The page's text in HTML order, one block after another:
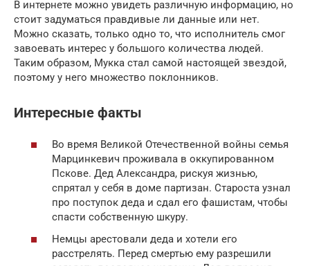
В интернете можно увидеть различную информацию, но
стоит задуматься правдивые ли данные или нет.
Можно сказать, только одно то, что исполнитель смог
завоевать интерес у большого количества людей.
Таким образом, Мукка стал самой настоящей звездой,
поэтому у него множество поклонников.
Интересные факты
Во время Великой Отечественной войны семья
Марцинкевич проживала в оккупированном
Пскове. Дед Александра, рискуя жизнью,
спрятал у себя в доме партизан. Староста узнал
про поступок деда и сдал его фашистам, чтобы
спасти собственную шкуру.
Немцы арестовали деда и хотели его
расстрелять. Перед смертью ему разрешили